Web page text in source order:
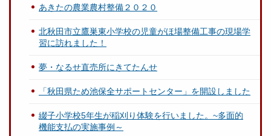
あきたの農業農村整備２０２０
北秋田市立鷹巣東小学校の児童がほ場整備工事の現場学
習に訪れました！
夢・なるせ直売所にきてたんせ
「秋田県ため池保全サポートセンター」を開設しました
綴子小学校5年生が稲刈り体験を行いました。~多面的
機能支払の実施事例～